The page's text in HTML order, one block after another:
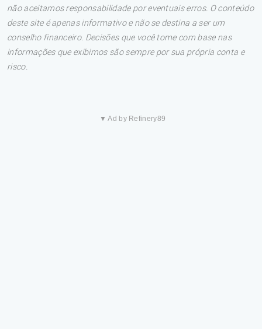
não aceitamos responsabilidade por eventuais erros. O conteúdo
deste site é apenas informativo e não se destina a ser um
conselho financeiro. Decisões que você tome com base nas
informações que exibimos são sempre por sua própria conta e
risco.
▼ Ad by Refinery89